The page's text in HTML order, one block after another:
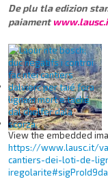
De plu tla edizion
paiament
View the embedded
https://www.lausc.it/
cantiers-dei-loti-de-